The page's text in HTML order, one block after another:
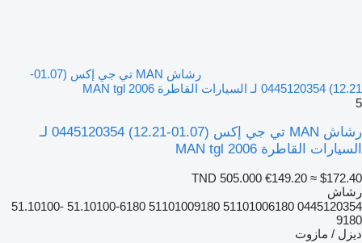
رشاش MAN تي جي إكس (01.07-
12.21) 0445120354 لـ السيارات القاطرة MAN tgl 2006
5
رشاش MAN تي جي إكس (01.07-12.21) 0445120354 لـ
السيارات القاطرة MAN tgl 2006
TND 505.000 €149.20 ≈ $172.40
رشاش
0445120354 51101006180 51101009180 51.10100-6180 51.10100-
9180
ديزل / مازوت